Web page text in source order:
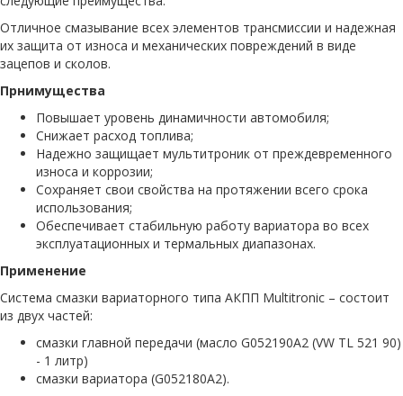
Отличное смазывание всех элементов трансмиссии и надежная
их защита от износа и механических повреждений в виде
зацепов и сколов.
Прнимущества
Повышает уровень динамичности автомобиля;
Снижает расход топлива;
Надежно защищает мультитроник от преждевременного
износа и коррозии;
Сохраняет свои свойства на протяжении всего срока
использования;
Обеспечивает стабильную работу вариатора во всех
эксплуатационных и термальных диапазонах.
Применение
Система смазки вариаторного типа АКПП Multitronic – состоит
из двух частей:
смазки главной передачи (масло G052190A2 (VW TL 521 90)
- 1 литр)
смазки вариатора (G052180A2).